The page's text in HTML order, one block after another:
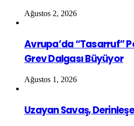
Ağustos 2, 2026
Avrupa’da “Tasarruf”
Grev Dalgası Büyüyor
Ağustos 1, 2026
Uzayan Savaş,